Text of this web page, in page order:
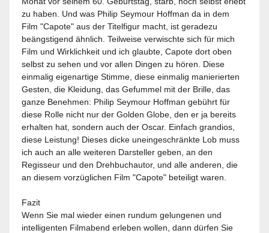
zu haben. Und was Philip Seymour Hoffman da in dem
Film "Capote" aus der Titelfigur macht, ist geradezu
beängstigend ähnlich. Teilweise verwischte sich für mich
Film und Wirklichkeit und ich glaubte, Capote dort oben
selbst zu sehen und vor allen Dingen zu hören. Diese
einmalig eigenartige Stimme, diese einmalig manierierten
Gesten, die Kleidung, das Gefummel mit der Brille, das
ganze Benehmen: Philip Seymour Hoffman gebührt für
diese Rolle nicht nur der Golden Globe, den er ja bereits
erhalten hat, sondern auch der Oscar. Einfach grandios,
diese Leistung! Dieses dicke uneingeschränkte Lob muss
ich auch an alle weiteren Darsteller geben, an den
Regisseur und den Drehbuchautor, und alle anderen, die
an diesem vorzüglichen Film "Capote" beteiligt waren.
Fazit
Wenn Sie mal wieder einen rundum gelungenen und
intelligenten Filmabend erleben wollen, dann dürfen Sie